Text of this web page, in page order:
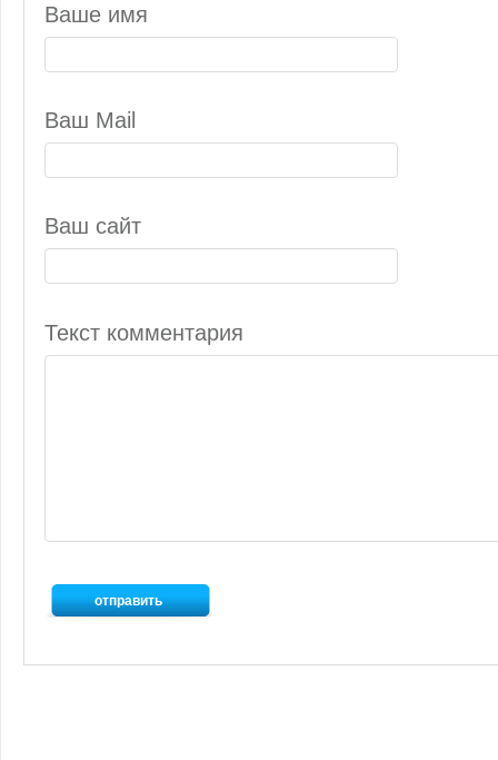
Ваше имя
Ваш Mail
Ваш сайт
Текст комментария